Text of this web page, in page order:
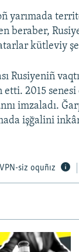
yarımada
beraber,
kütleviy
Rusiyeniñ
2015
imzaladı.
işğalini
VPN-siz oquñız